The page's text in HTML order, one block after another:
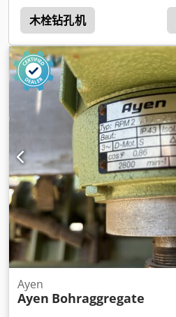
木栓钻孔机
Ayen
Ayen Bohraggregate